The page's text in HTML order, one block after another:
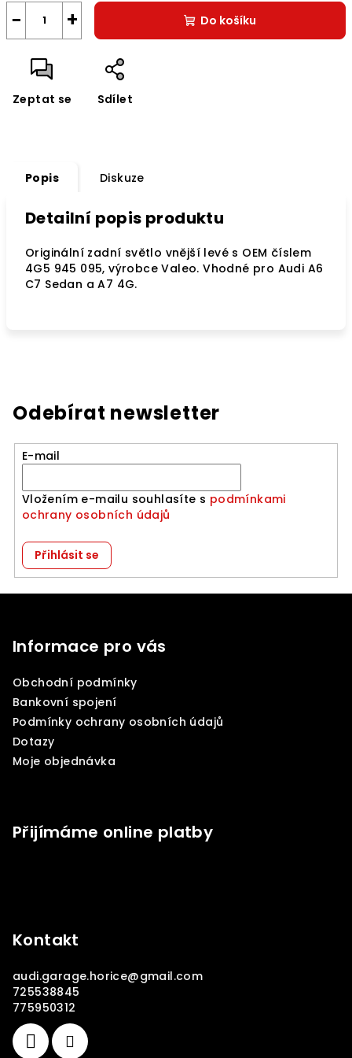
+
− Do košíku
Zeptat se Sdílet
Popis Diskuze
Detailní popis produktu
Originální zadní světlo vnější levé s OEM číslem
4G5 945 095, výrobce Valeo. Vhodné pro Audi A6
C7 Sedan a A7 4G.
Odebírat newsletter
E-mail
Vložením e-mailu souhlasíte s podmínkami
ochrany osobních údajů
Přihlásit se
Informace pro vás
Obchodní podmínky
Bankovní spojení
Podmínky ochrany osobních údajů
Dotazy
Moje objednávka
Přijímáme online platby
Kontakt
audi.garage.horice@gmail.com
725538845
775950312